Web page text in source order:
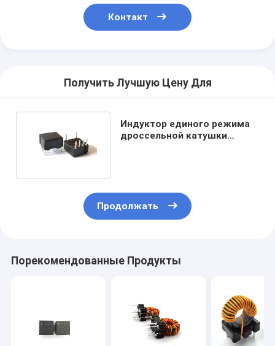
Контакт
Получить Лучшую Цену Для
Индуктор единого режима
дроссельной катушки
Продолжать
Порекомендованные Продукты